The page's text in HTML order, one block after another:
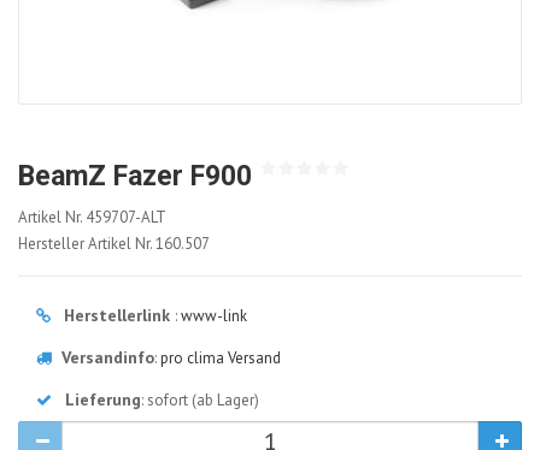
BeamZ Fazer F900
459707-
ALT
Artikel Nr. 459707-ALT
Hersteller Artikel Nr.160.507
Herstellerlink :www-link
Versandinfo:pro clima Versand
Lieferung: sofort (ab Lager)